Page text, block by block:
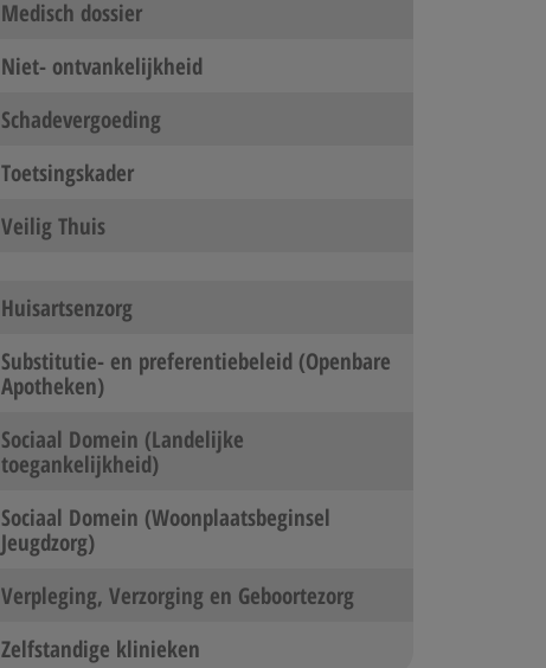
Medisch dossier
Niet- ontvankelijkheid
Schadevergoeding
Toetsingskader​
Veilig Thuis
Huisartsenzorg
Substitutie- en preferentiebeleid (Openbare
Apotheken)​
Sociaal Domein (Landelijke
toegankelijkheid)
Sociaal Domein (Woonplaatsbeginsel
Jeugdzorg)
Verpleging, Verzorging en Geboortezorg​
Zelfstandige klinieken